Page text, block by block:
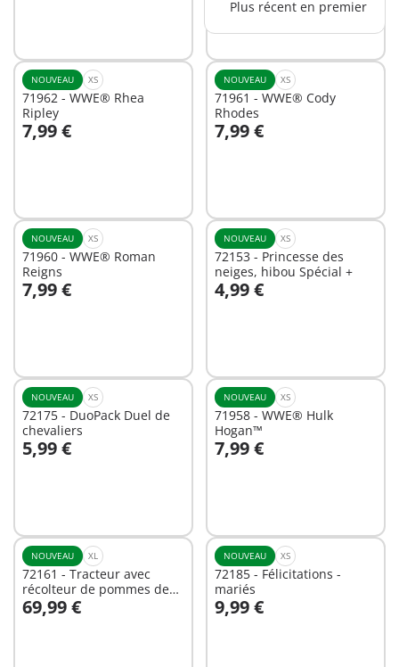
Plus récent en premier
NOUVEAU XS
71962 - WWE® Rhea
Ripley
7,99 €
Au panier
NOUVEAU XS
71961 - WWE® Cody
Rhodes
7,99 €
Au panier
NOUVEAU XS
71960 - WWE® Roman
Reigns
7,99 €
Au panier
NOUVEAU XS
72153 - Princesse des
neiges, hibou Spécial +
4,99 €
Au panier
NOUVEAU XS
72175 - DuoPack Duel de
chevaliers
5,99 €
Au panier
NOUVEAU XS
71958 - WWE® Hulk
Hogan™
7,99 €
Au panier
NOUVEAU XL
72161 - Tracteur avec
récolteur de pommes de
terre
69,99 €
Au panier
NOUVEAU XS
72185 - Félicitations -
mariés
9,99 €
Au panier